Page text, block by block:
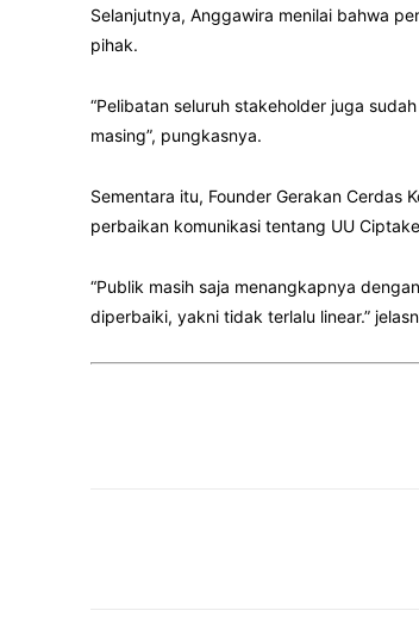
Selanjutnya, Anggawira menilai bahwa
pihak.
“Pelibatan seluruh stakeholder juga
masing”, pungkasnya.
Sementara itu, Founder Gerakan Cerdas
perbaikan komunikasi tentang UU
“Publik masih saja menangkapnya
diperbaiki, yakni tidak terlalu linear.”